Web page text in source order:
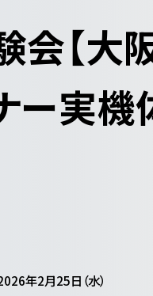
【大
ー実機
年2月25日（水）